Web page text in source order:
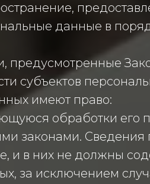
данные в
предусмотренные
субъектов
имеют право:
обработки его
законами. Сведения
и в них не должны
за исключением